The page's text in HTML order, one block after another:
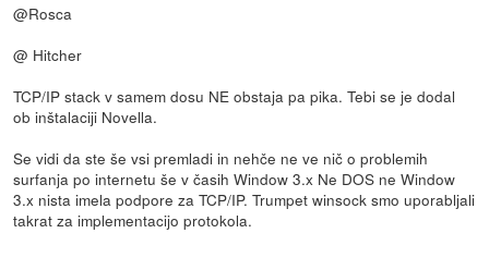
@Rosca
@ Hitcher
TCP/IP stack v samem dosu NE obstaja pa pika. Tebi se je dodal
ob inštalaciji Novella.
Se vidi da ste še vsi premladi in nehče ne ve nič o problemih
surfanja po internetu še v časih Window 3.x Ne DOS ne Window
3.x nista imela podpore za TCP/IP. Trumpet winsock smo uporabljali
takrat za implementacijo protokola.